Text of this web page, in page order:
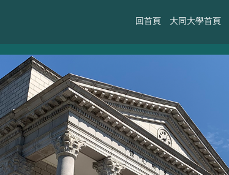
回首頁 大同大學首頁